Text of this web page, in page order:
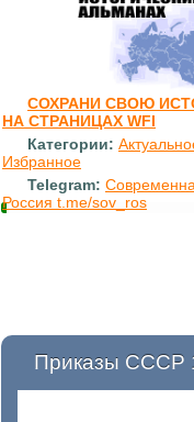
СОХРАНИ СВОЮ
НА СТРАНИЦАХ WFI
Категории:
Избранное
Telegram:
Россия t.me/sov_ros
Приказы СССР